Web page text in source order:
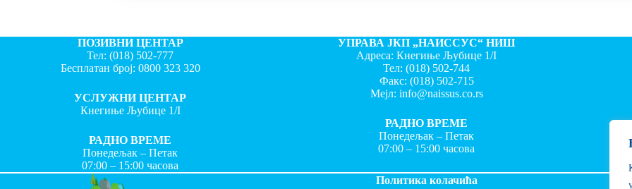
ПОЗИВНИ ЦЕНТАР
Тел:(018) 502-777
Бесплатан број: 0800 323 320
УСЛУЖНИ ЦЕНТАР
Кнегиње Љубице 1/I
РАДНО ВРЕМЕ
Понедељак – Петак
07:00 – 15:00 часова
УПРАВА ЈКП „НАИССУС“ НИШ
Адреса: Кнегиње Љубице 1/I
Тел:(018) 502-744
Факс: (018) 502-715
Мејл: info@naissus.co.rs
РАДНО ВРЕМЕ
Понедељак – Петак
07:00 – 15:00 часова
Политика колачића